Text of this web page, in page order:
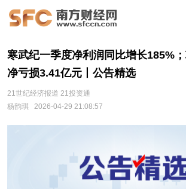
寒武纪一季度净利润同比增长185%
净亏损3.41亿元丨公告精选
21世纪经济报道 21投资通
杨韵琪
2026-04-29 21:08:57